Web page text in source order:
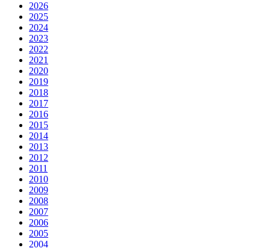
2026
2025
2024
2023
2022
2021
2020
2019
2018
2017
2016
2015
2014
2013
2012
2011
2010
2009
2008
2007
2006
2005
2004